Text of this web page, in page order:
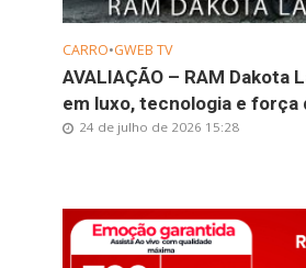
CARRO•GWEB TV
AVALIAÇÃO – RAM Dakota
em luxo, tecnologia e força
24 de julho de 2026 15:28